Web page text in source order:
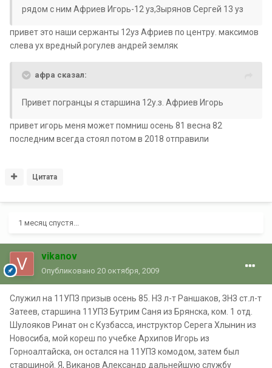
рядом с ним Африев Игорь-12 уз,Зырянов Сергей 13 уз
привет это наши сержанты 12уз Африев по центру. максимов
слева ух вредный.рогулев андрей земляк
aфра сказал:
Привет погранцы я старшина 12у.з. Африев Игорь
привет игорь меня может помниш осень 81 весна 82
последним всегда стоял потом в 2018 отправили
Цитата
1 месяц спустя...
vikanov
Опубликовано 20 октября, 2009
Служил на 11УПЗ призыв осень 85. НЗ л-т Раншаков, ЗНЗ ст.л-т
Затеев, старшина 11УПЗ Бутрим Саня из Брянска, ком. 1 отд.
Шулояков Ринат он с Кузбасса, инструктор Серега Хлынин из
Новосиба, мой кореш по учебке Архипов Игорь из
Горноалтайска, он остался на 11УПЗ комодом, затем был
старшиной. Я, Виканов Александр дальнейшую службу